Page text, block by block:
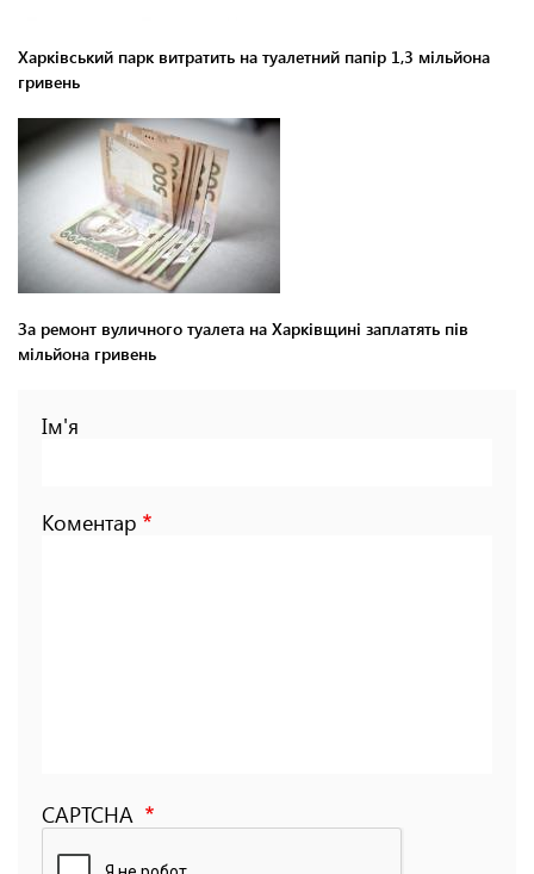
Харківський парк витратить на туалетний папір 1,3 мільйона
гривень
За ремонт вуличного туалета на Харківщині заплатять пів
мільйона гривень
Ім'я
Коментар
CAPTCHA